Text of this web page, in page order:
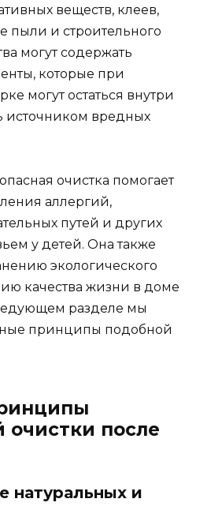
веществ, клеев,
пыли и строительного
могут содержать
которые при
могут остаться внутри
источником вредных
очистка помогает
аллергий,
путей и других
у детей. Она также
экологического
качества жизни в доме
разделе мы
принципы подобной
очистки после
натуральных и